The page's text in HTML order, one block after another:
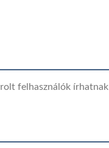
felhasználók írhatnak